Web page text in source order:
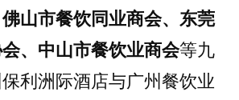
山市餐饮同业商会、东莞
、中山市餐饮业商会等九
利洲际酒店与广州餐饮业